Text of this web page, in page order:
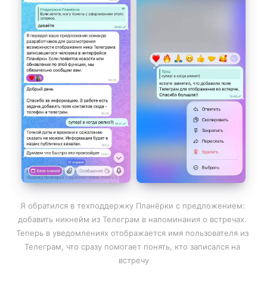
Я обратился в техподдержку Планёрки с предложением:
добавить никнейм из Телеграм в напоминания о встречах.
Теперь в уведомлениях отображается имя пользователя из
Телеграм, что сразу помогает понять, кто записался на
встречу